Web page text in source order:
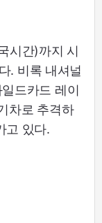
시간)까지 시
. 비록 내셔널
드카드 레이
차로 추격하
고 있다.